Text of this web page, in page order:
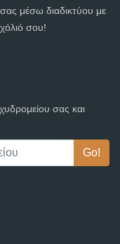
μέσω διαδικτύου με
σου!
σας και